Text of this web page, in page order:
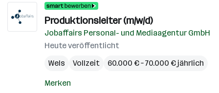
Produktionsleiter (m/w/d)
Jobaffairs Personal- und Mediaagentur GmbH
Heute veröffentlicht
Wels
Vollzeit 60.000 € – 70.000 € jährlich
Merken